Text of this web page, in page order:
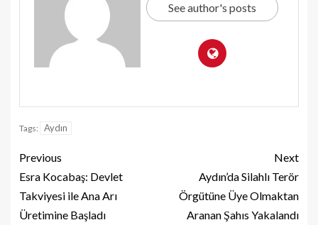
See author's posts
Tags: Aydın
Previous
Esra Kocabaş: Devlet
Takviyesi ile Ana Arı
Üretimine Başladı
Next
Aydın’da Silahlı Terör
Örgütüne Üye Olmaktan
Aranan Şahıs Yakalandı